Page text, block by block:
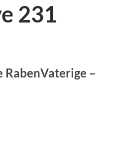
231
RabenVaterige –